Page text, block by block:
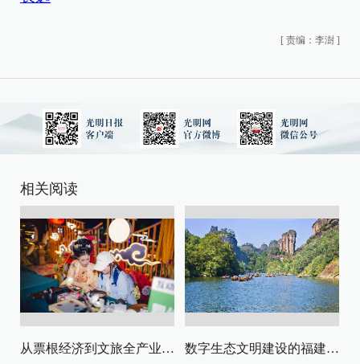
[ 责编：李澍 ]
相关阅读
从票根经济到文旅全产业链升级 数字生态文明建设的福建路径与启示